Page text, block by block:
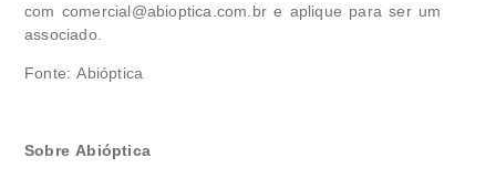
com comercial@abioptica.com.br e aplique para ser um
associado.
Fonte: Abióptica
Sobre Abióptica